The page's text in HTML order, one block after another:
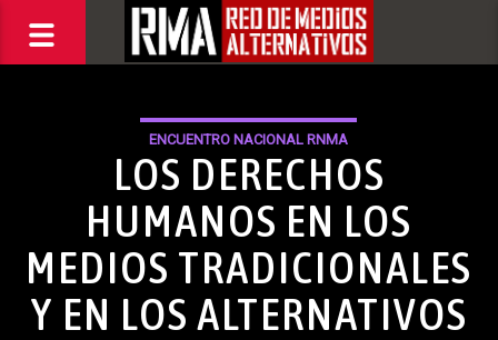
ENCUENTRO NACIONAL RNMA
LOS DERECHOS
HUMANOS EN LOS
MEDIOS TRADICIONALES
Y EN LOS ALTERNATIVOS